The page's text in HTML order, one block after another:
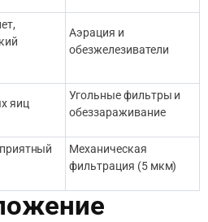
Аэрация и
обезжелезиватели
яиц
Угольные фильтры и
обеззараживание
Механическая
фильтрация (5 мкм)